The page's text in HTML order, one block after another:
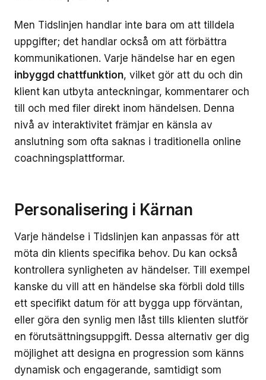
Men Tidslinjen handlar inte bara om att tilldela
uppgifter; det handlar också om att förbättra
kommunikationen. Varje händelse har en egen
inbyggd chattfunktion, vilket gör att du och din
klient kan utbyta anteckningar, kommentarer och
till och med filer direkt inom händelsen. Denna
nivå av interaktivitet främjar en känsla av
anslutning som ofta saknas i traditionella online
coachningsplattformar.
Personalisering i Kärnan
Varje händelse i Tidslinjen kan anpassas för att
möta din klients specifika behov. Du kan också
kontrollera synligheten av händelser. Till exempel
kanske du vill att en händelse ska förbli dold tills
ett specifikt datum för att bygga upp förväntan,
eller göra den synlig men låst tills klienten slutför
en förutsättningsuppgift. Dessa alternativ ger dig
möjlighet att designa en progression som känns
dynamisk och engagerande, samtidigt som